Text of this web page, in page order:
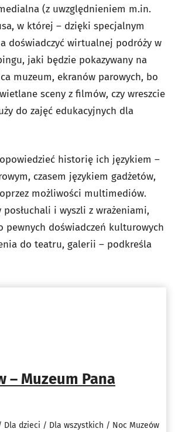
(z uwzględnieniem m.in.
w której – dzięki specjalnym
doświadczyć wirtualnej podróży w
jaki będzie pokazywany na
muzeum, ekranów parowych, bo
sceny z filmów, czy wreszcie
do zajęć edukacyjnych dla
historię ich językiem –
czasem językiem gadżetów,
możliwości multimediów.
posłuchali i wyszli z wrażeniami,
pewnych doświadczeń kulturowych
do teatru, galerii – podkreśla
– Muzeum Pana
dzieci / Dla wszystkich / Noc Muzeów